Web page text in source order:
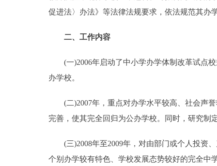
DEUTSCH
ESPAÑOL
促进法〉办法》等法律法规要求，依法规范其办
二、工作内容
(一)2006年启动了中小学办学体制改革试点校
办学校。
(二)2007年，重点对办学水平较高、社会声誉
完善，使其完全回归为公办学校。同时，研究制
(三)2008年至2009年，对由部门或个人投资、
个别办学较有特色、学校发展态势较好的完全中